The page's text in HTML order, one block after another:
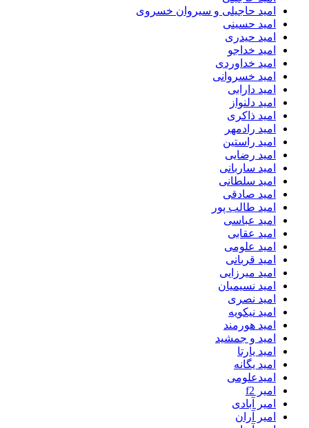
امید حاجیلی و سیروان خسروی
امید حسینی
امید حیدری
امید خداجو
امید خداوردی
امید خسروانی
امید دارابی
امید دلنواز
امید ذاکری
امید رادمهر
امید راستین
امید رضایی
امید ساربانی
امید سلطانی
امید صادقی
امید طالب پور
امید عباسی
امید عقابی
امید علومی
امید قربانی
امید میرزایی
امید نسیمیان
امید نصری
امید نیکویه
امید هورمند
امید و جمشید
امید یارتا
امید یگانه
امیدعلومی
امیر f2
امیر آبادی
امیر آران